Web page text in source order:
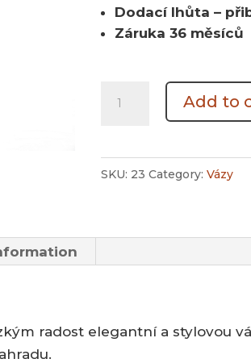
Dodací lhůta –
Záruka 36 měsíců
quantity
Add to
SKU: 23 Category:Vázy
radost elegantní a stylovou